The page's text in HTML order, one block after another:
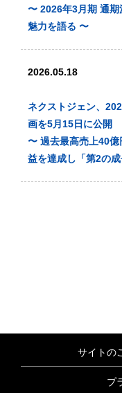
〜 2026年3月期 通
魅力を語る 〜
2026.05.18
ネクストジェン、
画を5月15日に公開
〜 過去最高売上40
益を達成し「第2の
サイトの
プ